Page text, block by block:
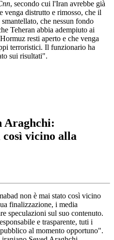
, secondo cui l'Iran avrebbe già
venga distrutto e rimosso, che il
che nessun fondo
Teheran abbia adempiuto ai
resti aperto e che venga
terroristici. Il funzionario ha
sui risultati".
Araghchi:
vicino alla
non è mai stato così vicino
finalizzazione, i media
speculazioni sul suo contenuto.
e trasparente, tuti i
al momento opportuno".